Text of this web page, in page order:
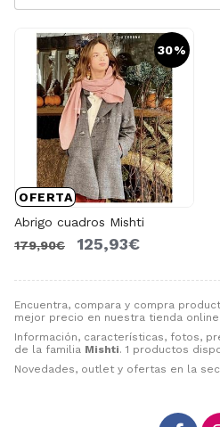
Encuentra, compara y compra
mejor precio en nuestra tienda online.
Información, características, fotos,
de la familia Mishti. 1 productos
Novedades, outlet y ofertas en la
30%
OFERTA
Abrigo cuadros Mishti
179,90€
125,93€